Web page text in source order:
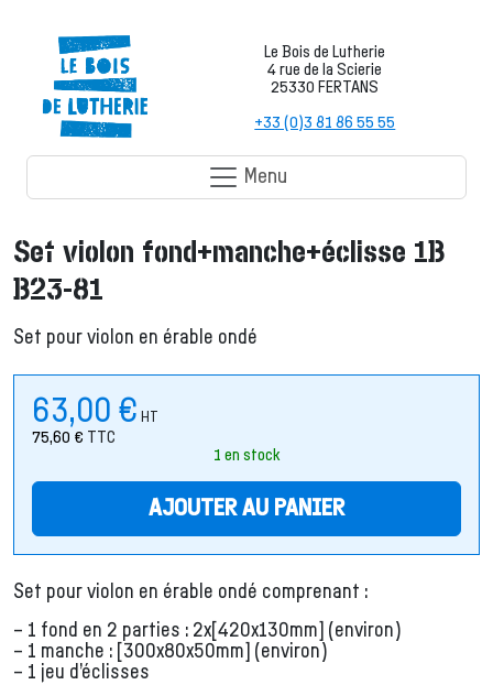
Le Bois de Lutherie
4 rue de la Scierie
25330 FERTANS
+33 (0)3 81 86 55 55
Menu
Set violon fond+manche+éclisse 1B
B23-81
Set pour violon en érable ondé
63,00 € HT
75,60 € TTC
1 en stock
AJOUTER AU PANIER
Set pour violon en érable ondé comprenant :
– 1 fond en 2 parties : 2x[420x130mm] (environ)
– 1 manche : [300x80x50mm] (environ)
– 1 jeu d’éclisses